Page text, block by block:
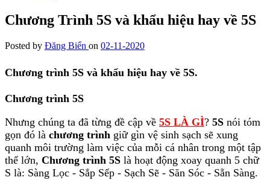
Chương Trình 5S và khẩu hiệu hay về 5S
Posted by Đăng Biển on 02-11-2020
Chương trình 5S và khẩu hiệu hay về 5S.
Chương trình 5S
Nhưng chúng ta đã từng đề cập về 5S LÀ GÌ? 5S nói tóm
gọn đó là chương trình giữ gìn vệ sinh sạch sẽ xung
quanh môi trường làm việc của mỗi cá nhân trong một tập
thể lớn, Chương trình 5S là hoạt động xoay quanh 5 chữ
S là: Sàng Lọc - Sắp Sếp - Sạch Sẽ - Săn Sóc - Sẵn Sàng.